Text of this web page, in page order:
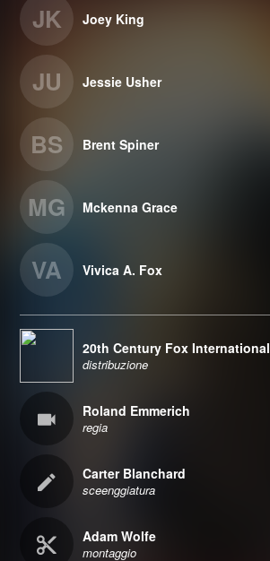
JK Joey King
JU Jessie Usher
BS Brent Spiner
MG Mckenna Grace
VA Vivica A. Fox
20th Century Fox International
distribuzione
Roland Emmerich
regia
Carter Blanchard
sceenggiatura
Adam Wolfe
montaggio